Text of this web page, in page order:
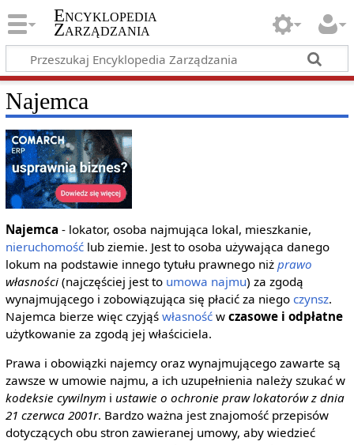
Encyklopedia
Zarządzania
Najemca
Najemca - lokator, osoba najmująca lokal, mieszkanie,
nieruchomośćlub ziemie. Jest to osoba używająca danego
lokum na podstawie innego tytułu prawnego niż prawo
własności(najczęściej jest to umowa najmu) za zgodą
wynajmującego i zobowiązująca się płacić za niego czynsz.
Najemca bierze więc czyjąś własnośćw czasowe i odpłatne
użytkowanie za zgodą jej właściciela.
Prawa i obowiązki najemcy oraz wynajmującego zawarte są
zawsze w umowie najmu, a ich uzupełnienia należy szukać w
kodeksie cywilnymi ustawie o ochronie praw lokatorów z dnia
21 czerwca 2001r. Bardzo ważna jest znajomość przepisów
dotyczących obu stron zawieranej umowy, aby wiedzieć